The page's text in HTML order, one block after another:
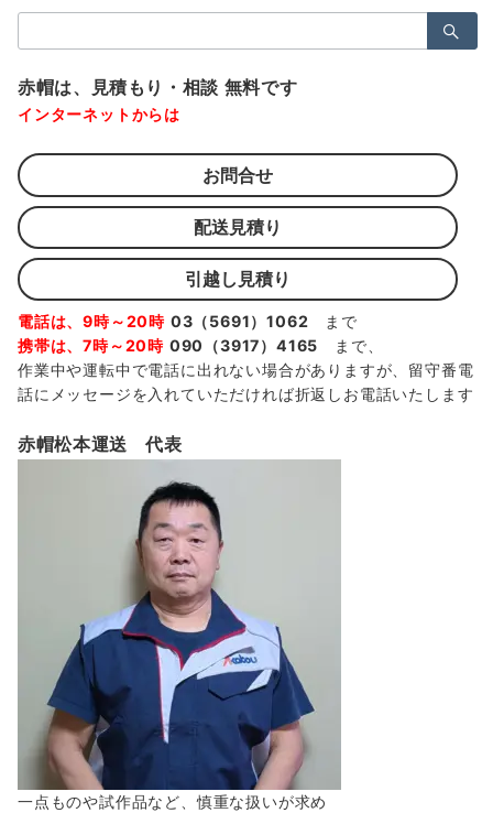
索：
赤帽は、見積もり・相談 無料です
インターネットからは
お問合せ
配送見積り
引越し見積り
電話は、9時～20時 03（5691）1062 まで
携帯は、7時～20時 090（3917）4165 まで、
作業中や運転中で電話に出れない場合がありますが、留守番電
話にメッセージを入れていただければ折返しお電話いたします
赤帽松本運送 代表
一点ものや試作品など、慎重な扱いが求め